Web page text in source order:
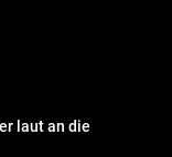
laut an die